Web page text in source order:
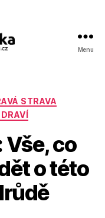
Menu
STRAVA
Vše, co
o této